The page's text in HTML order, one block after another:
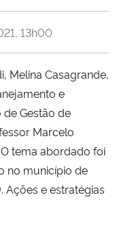
13h00
Melina Casagrande,
e
Gestão de
Marcelo
tema abordado foi
no município de
Ações e estratégias